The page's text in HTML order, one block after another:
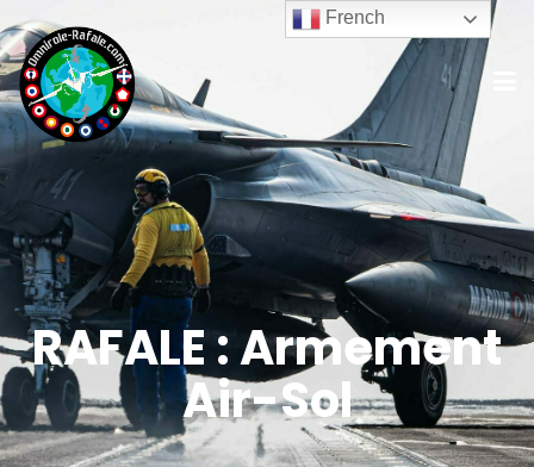
RAFALE : Armement
Air-Sol
French